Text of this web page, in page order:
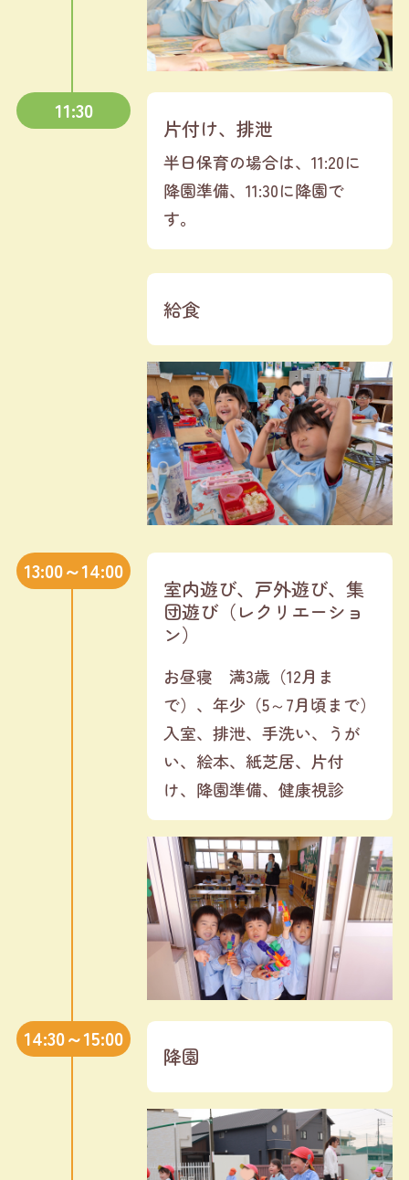
11:30
片付け、排泄
半日保育の場合は、11:20に
降園準備、11:30に降園で
す。
給食
13:00～14:00
室内遊び、戸外遊び、集
団遊び（レクリエーショ
ン）
お昼寝 満3歳（12月ま
で）、年少（5～7月頃まで）
入室、排泄、手洗い、うが
い、絵本、紙芝居、片付
け、降園準備、健康視診
14:30～15:00
降園